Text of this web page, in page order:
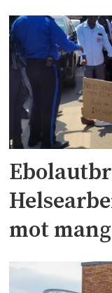
mot